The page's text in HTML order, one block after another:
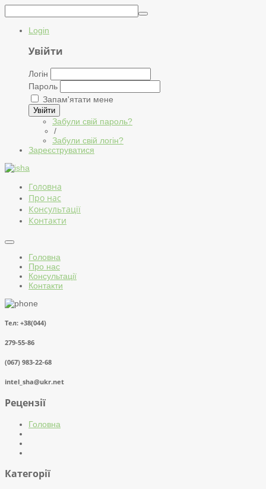
Login
Увійти
Логін
Пароль
Запам'ятати мене
Увійти
Забули свій пароль?
/
Забули свій логін?
Зареєструватися
Головна
Про нас
Консультації
Контакти
Головна
Про нас
Консультації
Контакти
Тел: +38(044)
279-55-86
(067) 983-22-68
intel_sha@ukr.net
Рецензії
Головна
Категорії